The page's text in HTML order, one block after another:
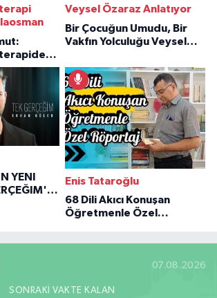
Veysel Özaraz Anlatıyor
Bir Çocuğun Umudu, Bir
Vakfın Yolculuğu Veysel
YENI
Enis Tataroğlu
68 Dili Akıcı Konuşan
Öğretmenle Özel
07.08.2026
SONRAKI VAKTE KALAN